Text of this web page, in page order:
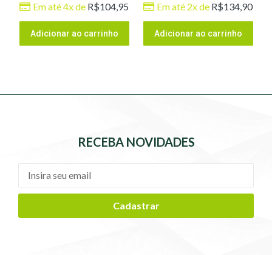
Em até 4x de R$104,95
Adicionar ao carrinho
Em até 2x de R$134,90
Adicionar ao carrinho
RECEBA NOVIDADES
Cadastrar